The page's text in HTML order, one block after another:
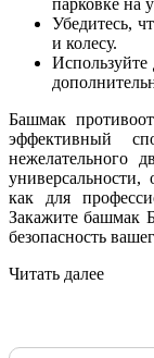
парковке на
Убедитесь,
и колесу.
Башмак
эффективный
нежелательного
как для
Закажите башмак
безопасность
Читать далее